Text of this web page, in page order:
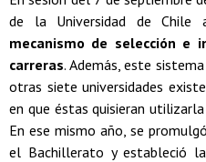
de la Universidad de Chile
mecanismo de selección e
carreras. Además, este
otras siete universidades
en que éstas quisieran
En ese mismo año, se
el Bachillerato y estableció la